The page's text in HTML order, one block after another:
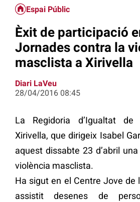
Espai Públic
Èxit de participació
Jornades contra la
masclista a Xirivella
Diari LaVeu
28/04/2016 08:45
La Regidoria d’Igualtat de
Xirivella, que dirigeix Isabel
aquest dissabte 23 d’abril
violència masclista.
Ha sigut en el Centre Jove de
assistit desenes de